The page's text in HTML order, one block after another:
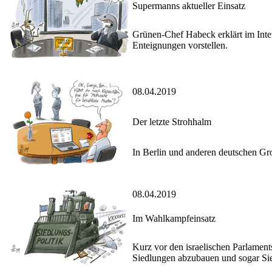
Supermanns aktueller Einsatz
Grünen-Chef Habeck erklärt im
Enteignungen vorstellen.
08.04.2019
Der letzte Strohhalm
In Berlin und anderen deutschen
08.04.2019
Im Wahlkampfeinsatz
Kurz vor den israelischen
Siedlungen abzubauen und sogar